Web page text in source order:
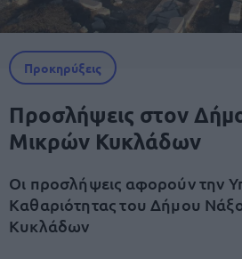
Προκηρύξεις
Προσλήψεις στον
Μικρών Κυκλάδων
Οι προσλήψεις αφορούν την
Καθαριότητας του Δήμου
Κυκλάδων